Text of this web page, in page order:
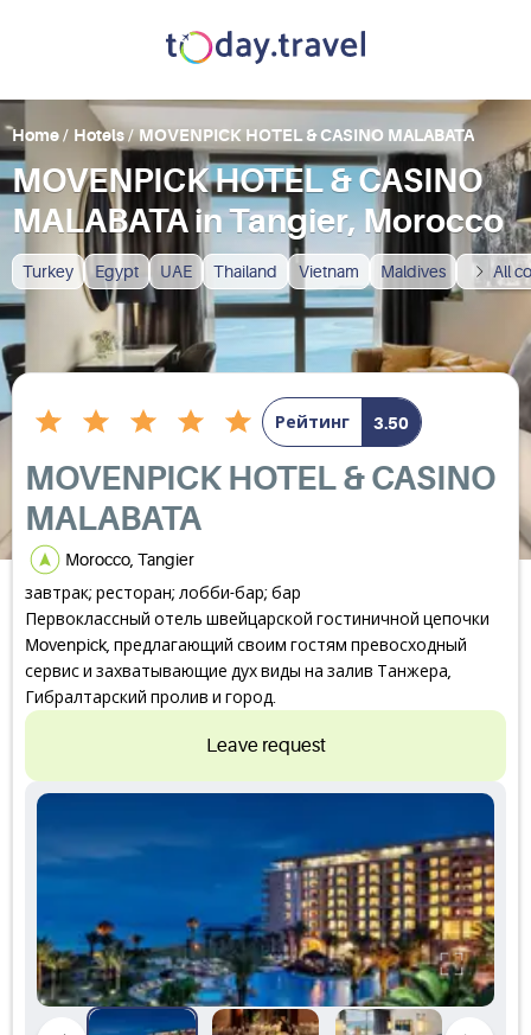
Turkey Egypt UAE Thailand Vietnam Maldives All
Home/ Hotels/ MOVENPICK HOTEL & CASINO MALABATA
MOVENPICK HOTEL & CASINO
MALABATA in Tangier, Morocco
Рейтинг 3.50
MOVENPICK HOTEL & CASINO
MALABATA
Morocco, Tangier
завтрак; ресторан; лобби-бар; бар
Первоклассный отель швейцарской гостиничной цепочки
Movenpick, предлагающий своим гостям превосходный
сервис и захватывающие дух виды на залив Танжера,
Гибралтарский пролив и город.
Leave request